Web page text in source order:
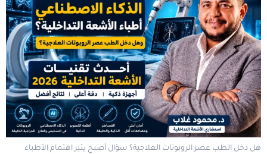
هل دخل الطب عصر الروبوتات العلاجية؟ سؤال أصبح يثير اهتمام الأطباء